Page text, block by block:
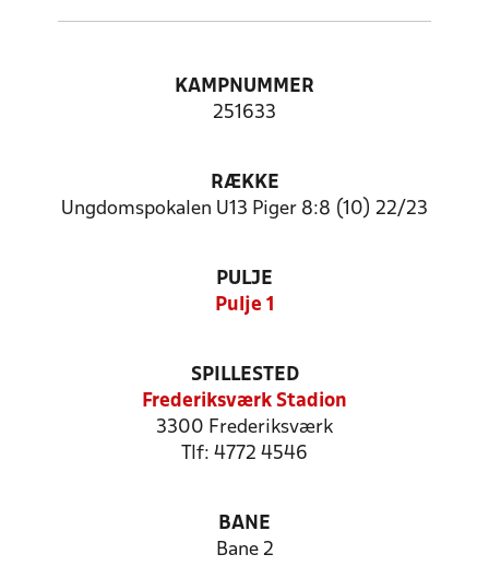
KAMPNUMMER
251633
RÆKKE
Ungdomspokalen U13 Piger 8:8 (10) 22/23
PULJE
Pulje 1
SPILLESTED
Frederiksværk Stadion
3300 Frederiksværk
Tlf: 4772 4546
BANE
Bane 2